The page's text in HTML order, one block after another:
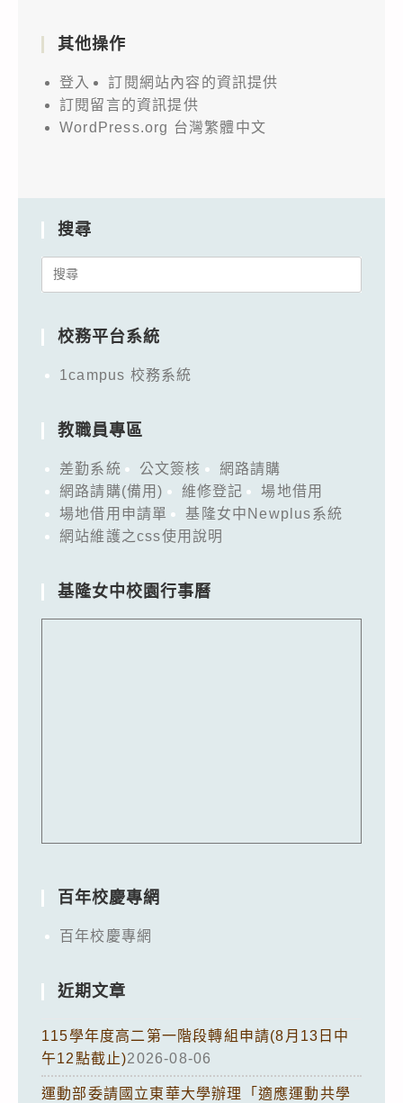
其他操作
登入
訂閱網站內容的資訊提供
訂閱留言的資訊提供
WordPress.org 台灣繁體中文
搜尋
Search
校務平台系統
1campus 校務系統
教職員專區
差勤系統 公文簽核
網路請購
網路請購(備用)
維修登記
場地借用
場地借用申請單
基隆女中Newplus系統
網站維護之css使用說明
基隆女中校園行事曆
百年校慶專網
百年校慶專網
近期文章
115學年度高二第一階段轉組申請(8月13日中
午12點截止)2026-08-06
運動部委請國立東華大學辦理「適應運動共學